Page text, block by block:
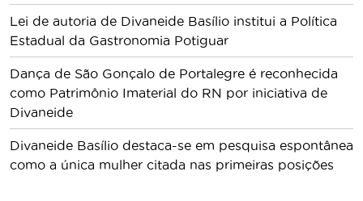
Lei de autoria de Divaneide Basílio institui a Política
Estadual da Gastronomia Potiguar
Dança de São Gonçalo de Portalegre é reconhecida
como Patrimônio Imaterial do RN por iniciativa de
Divaneide
Divaneide Basílio destaca-se em pesquisa espontânea
como a única mulher citada nas primeiras posições